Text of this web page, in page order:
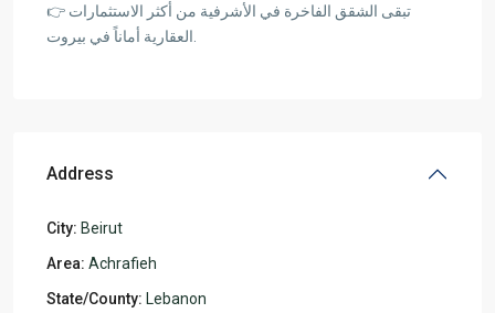
👉 تبقى الشقق الفاخرة في الأشرفية من أكثر الاستثمارات
Address
City: Beirut
Area: Achrafieh
State/County: Lebanon